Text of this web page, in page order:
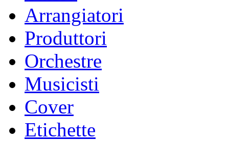
Arrangiatori
Produttori
Orchestre
Musicisti
Cover
Etichette